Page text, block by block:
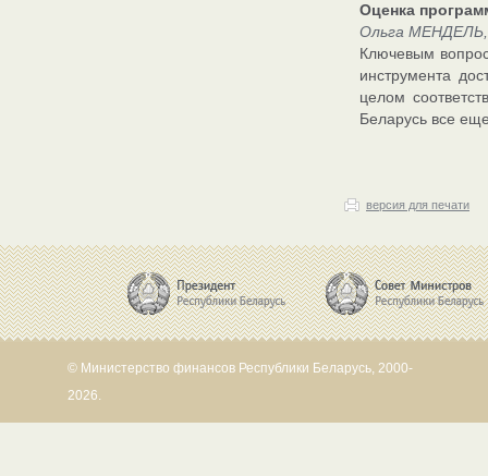
Оценка
Ольга
Ключевым
инструмента
целом
Беларусь все
версия для печати
© Министерство финансов Республики Беларусь, 2000-
2026.